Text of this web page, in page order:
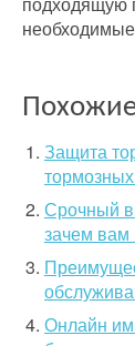
Защита
Срочный
зачем
Онлайн